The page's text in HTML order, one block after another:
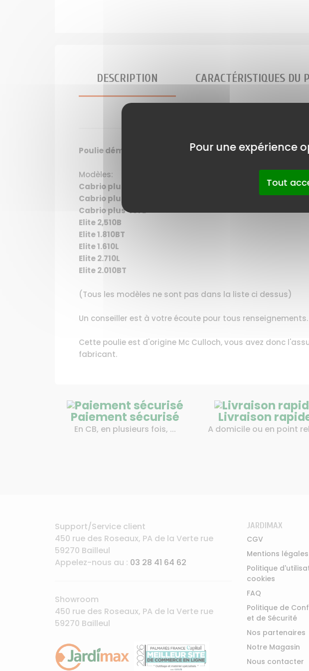
DESCRIPTION CARACTÉRISTIQUES DU
Poulie démarreur lanceur débroussailleuse Mc Culloch
Modèles:
Cabrio plus 347B
Cabrio plus 407B
Cabrio plus 437B
Elite 2,510B
Elite 1.810BT
Elite 1.610L
Elite 2.710L
Elite 2.010BT
(Tous les modèles ne sont pas dans la liste ci dessus)
Un conseiller est à votre écoute pour tous renseignements.
Cette poulie est d'origine Mc Culloch, vous avez donc
fabricant.
Paiement sécurisé
En CB, en plusieurs fois, ...
Livraison
A domicile ou en point
Support/Service client
450 rue des Roseaux, PA de la Verte rue
59270 Bailleul
Appelez-nous au : 03 28 41 64 62
Showroom
450 rue des Roseaux, PA de la Verte rue
59270 Bailleul
JARDIMAX
CGV
Mentions légales
Politique
cookies
FAQ
Politique de
et de Sécurité
Nos partenaires
Notre Magasin
Nous contacter
Pour une expérience
Tout